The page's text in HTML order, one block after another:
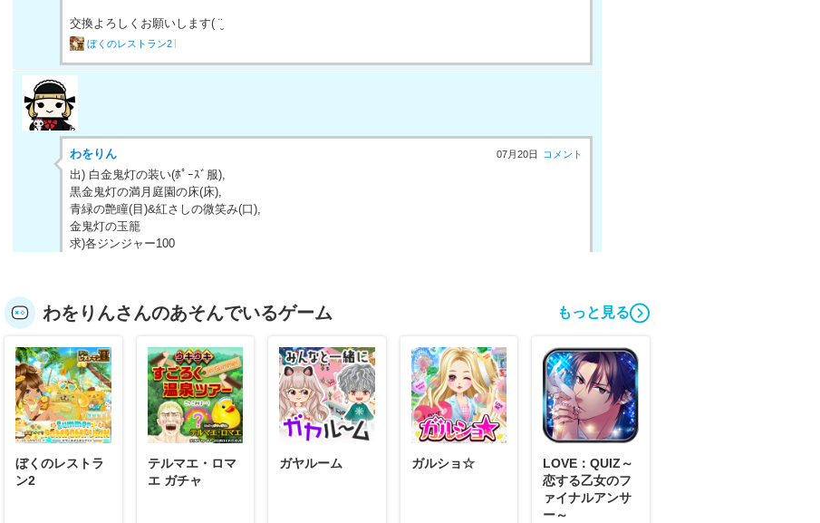
交換よろしくお願いします( ¨̮
ぼくのレストラン2
わをりん 07月20日 コメント
出) 白金鬼灯の装い(ﾎﾟｰｽﾞ服),
黒金鬼灯の満月庭園の床(床),
青緑の艶瞳(目)&紅さしの微笑み(口),
金鬼灯の玉籠
求)各ジンジャー100
わをりんさんのあそんでいるゲーム もっと見る
ぼくのレストラ
ン2
テルマエ・ロマ
エ ガチャ
ガヤルーム ガルショ☆
LOVE：QUIZ～
恋する乙女のフ
ァイナルアンサ
ー～